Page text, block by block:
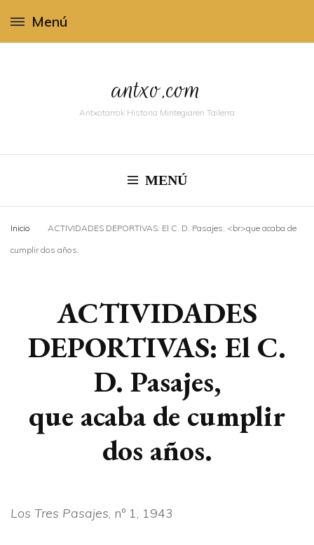
Menú
antxo.com
Antxotarrok Historia Mintegiaren Tailerra
MENÚ
Inicio ACTIVIDADES DEPORTIVAS: El C. D. Pasajes, <br>que acaba de
cumplir dos años.
ACTIVIDADES
DEPORTIVAS: El C.
D. Pasajes,
que acaba de cumplir
dos años.
Los Tres Pasajes, nº 1, 1943